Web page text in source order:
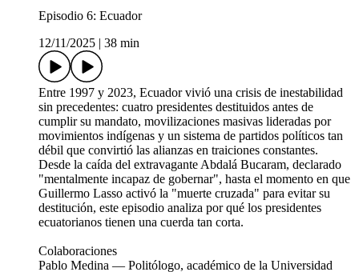
Episodio 6: Ecuador
12/11/2025
38 min
Entre 1997 y 2023, Ecuador vivió una crisis de inestabilidad
sin precedentes: cuatro presidentes destituidos antes de
cumplir su mandato, movilizaciones masivas lideradas por
movimientos indígenas y un sistema de partidos políticos tan
débil que convirtió las alianzas en traiciones constantes.
Desde la caída del extravagante Abdalá Bucaram, declarado
"mentalmente incapaz de gobernar", hasta el momento en que
Guillermo Lasso activó la "muerte cruzada" para evitar su
destitución, este episodio analiza por qué los presidentes
ecuatorianos tienen una cuerda tan corta.
Colaboraciones
Pablo Medina — Politólogo, académico de la Universidad